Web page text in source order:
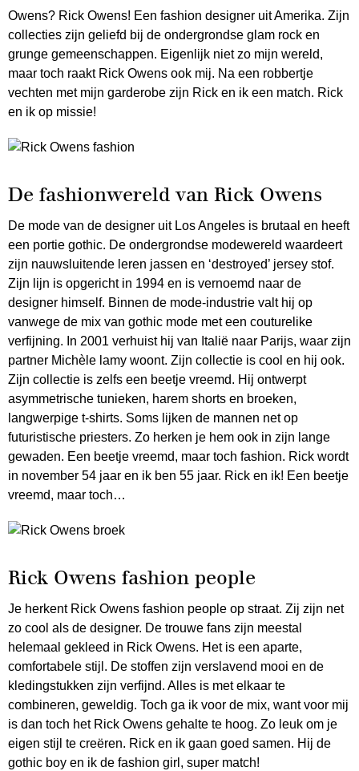
Owens? Rick Owens! Een fashion designer uit Amerika. Zijn
collecties zijn geliefd bij de ondergrondse glam rock en
grunge gemeenschappen. Eigenlijk niet zo mijn wereld,
maar toch raakt Rick Owens ook mij. Na een robbertje
vechten met mijn garderobe zijn Rick en ik een match. Rick
en ik op missie!
De fashionwereld van Rick Owens
De mode van de designer uit Los Angeles is brutaal en heeft
een portie gothic. De ondergrondse modewereld waardeert
zijn nauwsluitende leren jassen en ‘destroyed’ jersey stof.
Zijn lijn is opgericht in 1994 en is vernoemd naar de
designer himself. Binnen de mode-industrie valt hij op
vanwege de mix van gothic mode met een couturelike
verfijning. In 2001 verhuist hij van Italië naar Parijs, waar zijn
partner Michèle lamy woont. Zijn collectie is cool en hij ook.
Zijn collectie is zelfs een beetje vreemd. Hij ontwerpt
asymmetrische tunieken, harem shorts en broeken,
langwerpige t-shirts. Soms lijken de mannen net op
futuristische priesters. Zo herken je hem ook in zijn lange
gewaden. Een beetje vreemd, maar toch fashion. Rick wordt
in november 54 jaar en ik ben 55 jaar. Rick en ik! Een beetje
vreemd, maar toch…
Rick Owens fashion people
Je herkent Rick Owens fashion people op straat. Zij zijn net
zo cool als de designer. De trouwe fans zijn meestal
helemaal gekleed in Rick Owens. Het is een aparte,
comfortabele stijl. De stoffen zijn verslavend mooi en de
kledingstukken zijn verfijnd. Alles is met elkaar te
combineren, geweldig. Toch ga ik voor de mix, want voor mij
is dan toch het Rick Owens gehalte te hoog. Zo leuk om je
eigen stijl te creëren. Rick en ik gaan goed samen. Hij de
gothic boy en ik de fashion girl, super match!